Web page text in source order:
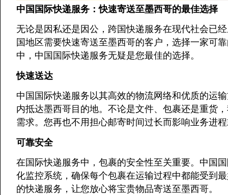
中国国际快递服务：快速寄送至墨西哥的最佳选择
无论是因私还是因公，跨国快递服务在现代社会已
国地区需要快速寄送至墨西哥的客户，选择一家可
中，中国国际快递服务无疑是您最佳的选择。
快速送达
中国国际快递服务以其高效的物流网络和优质的运
内抵达墨西哥目的地。不论是文件、包裹还是重货
需求。您再也不用担心邮寄时间过长而影响业务进
可靠安全
在国际快递服务中，包裹的安全性至关重要。中国
化监控系统，确保每个包裹在运输过程中都能受到
的快递服务，让您放心将宝贵物品寄送至墨西哥。